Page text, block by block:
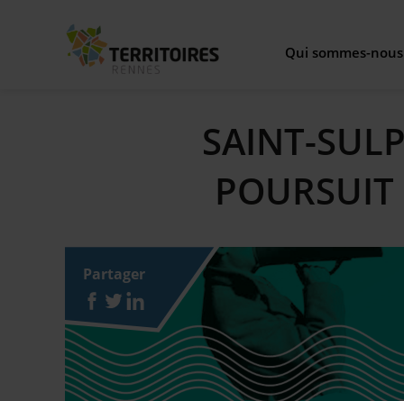
Qui sommes-nous
Notre
SAINT-
Partager